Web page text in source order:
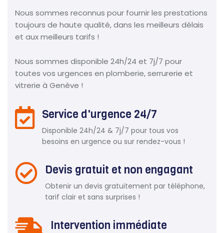
Nous sommes reconnus pour fournir les prestations
toujours de haute qualité, dans les meilleurs délais
et aux meilleurs tarifs !
Nous sommes disponible 24h/24 et 7j/7 pour
toutes vos urgences en plomberie, serrurerie et
vitrerie à Genève !
Service d'urgence 24/7
Disponible 24h/24 & 7j/7 pour tous vos
besoins en urgence ou sur rendez-vous !
Devis gratuit et non engagant
Obtenir un devis gratuitement par téléphone,
tarif clair et sans surprises !
Intervention immédiate